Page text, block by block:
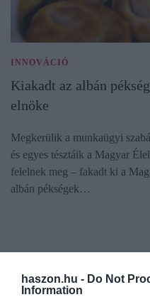
haszon.hu - Do Not
Information
INNOVÁCIÓ
Kiakadt az albán
elnöke
Megkerülik a munkaügyi
és egyes tésztáik a Magyar
felelnek meg – fakadt ki a
albán pékségek…